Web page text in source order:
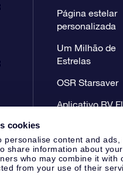
cookies
personalise content and
share information about
who may combine it
from your use of their
Página estelar
personalizada
Um Milhão de
Estrelas
OSR Starsaver
Aplicativo RV